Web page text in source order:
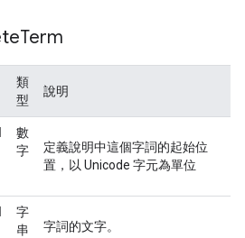
Term
類
型
說明
數
字
定義說明中這個字詞的起始位
置，以 Unicode 字元為單位
字
串
字詞的文字。